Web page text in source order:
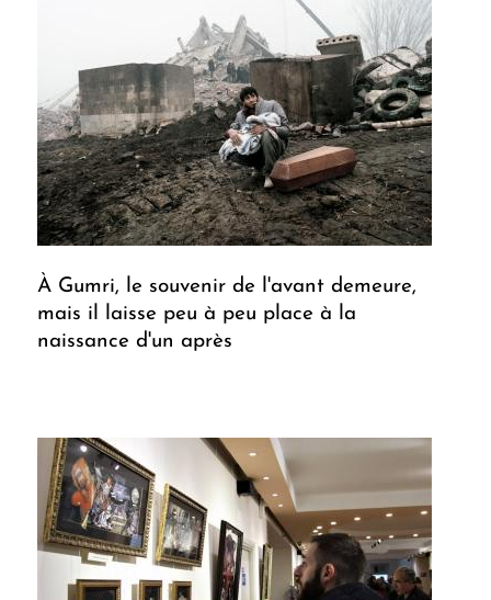
À Gumri, le souvenir de l'avant demeure,
mais il laisse peu à peu place à la
naissance d'un après